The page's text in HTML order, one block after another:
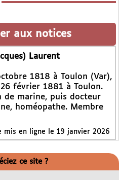
aux notices
Laurent
1818 à Toulon (Var),
février 1881 à Toulon.
de marine, puis docteur
homéopathe. Membre
mis en ligne le 19 janvier 2026
ce site ?